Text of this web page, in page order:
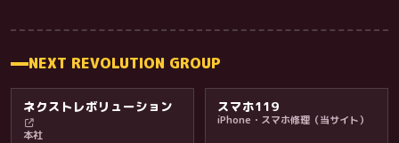
NEXT REVOLUTION GROUP
ネクストレボリューション
本社
スマホ119
iPhone・スマホ修理（当サイト）